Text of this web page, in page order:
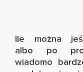
Ile można
albo po
wiadomo